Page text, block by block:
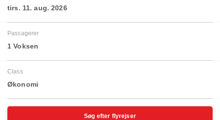
tirs. 11. aug. 2026
Passagerer
1 Voksen
Class
Økonomi
Søg efter flyrejser